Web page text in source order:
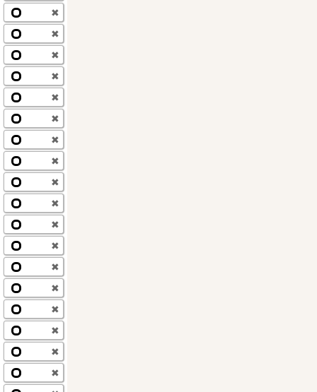
✖
✖
✖
✖
✖
✖
✖
✖
✖
✖
✖
✖
✖
✖
✖
✖
✖
✖